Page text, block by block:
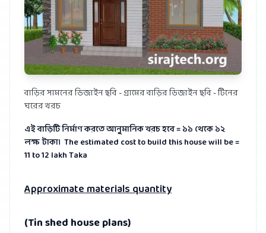
বাড়ির সামনের ডিজাইন ছবি - গ্রামের বাড়ির ডিজাইন ছবি - টিনের
ঘরের খরচ
এই বাড়িটি নির্মাণ করতে আনুমানিক খরচ হবে = ১১ থেকে ১২
লক্ষ টাকা। The estimated cost to build this house will be =
11 to 12 lakh Taka
Approximate materials quantity
(Tin shed house plans)